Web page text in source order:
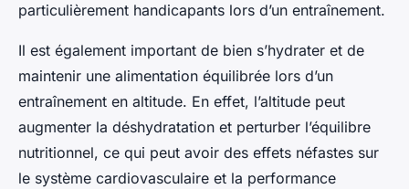
particulièrement handicapants lors d’un entraînement.
Il est également important de bien s’hydrater et de
maintenir une alimentation équilibrée lors d’un
entraînement en altitude. En effet, l’altitude peut
augmenter la déshydratation et perturber l’équilibre
nutritionnel, ce qui peut avoir des effets néfastes sur
le système cardiovasculaire et la performance